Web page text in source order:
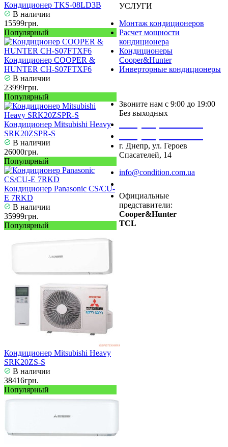
Кондиционер TKS-08LD3B
В наличии
15599грн.
Популярный
Кондиционер COOPER &
HUNTER CH-S07FTXF6
В наличии
23999грн.
Популярный
Кондиционер Mitsubishi Heavy
SRK20ZSPR-S
В наличии
26000грн.
Популярный
Кондиционер Panasonic CS/CU-
E 7RKD
В наличии
35999грн.
Популярный
Кондиционер Mitsubishi Heavy
SRK20ZS-S
В наличии
38416грн.
Популярный
УСЛУГИ
Монтаж кондиционеров
Расчет мощности
кондиционера
Кондиционеры
Cooper&Hunter
Инверторные кондиционеры
Звоните нам с 9:00 до 19:00
Без выходных
г. Днепр, ул. Героев
Спасателей, 14
info@condition.com.ua
Официальные
представители:
Cooper&Hunter
TCL